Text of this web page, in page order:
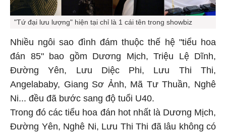
"Tứ đại lưu lượng" hiện tại chỉ là 1 cái tên trong showbiz
Nhiều ngôi sao đình đám thuộc thế hệ "tiểu hoa
đán 85" bao gồm Dương Mịch, Triệu Lệ Dĩnh,
Đường Yên, Lưu Diệc Phi, Lưu Thi Thi,
Angelababy, Giang Sơ Ảnh, Mã Tư Thuần, Nghê
Ni... đều đã bước sang độ tuổi U40.
Trong đó các tiểu hoa đán hot nhất là Dương Mịch,
Đường Yên, Nghê Ni, Lưu Thi Thi đã lâu không có